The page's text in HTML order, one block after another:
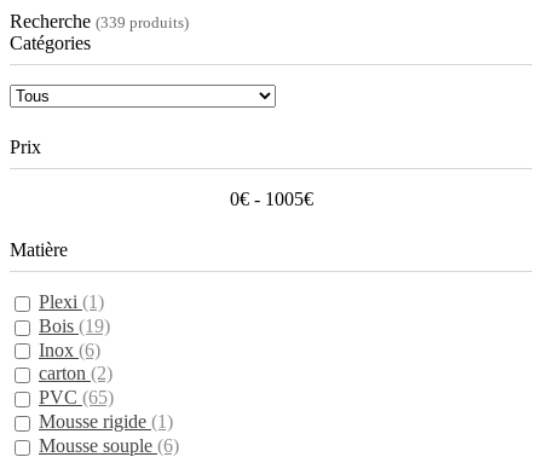
Recherche (339 produits)
Catégories
Prix
0€ - 1005€
Matière
Plexi (1)
Bois (19)
Inox (6)
carton (2)
PVC (65)
Mousse rigide (1)
Mousse souple (6)